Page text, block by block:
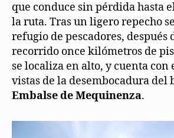
que conduce sin pérdida hasta
la ruta. Tras un ligero repecho
refugio de pescadores, después
recorrido once kilómetros de
se localiza en alto, y cuenta con
vistas de la desembocadura del
Embalse de Mequinenza.